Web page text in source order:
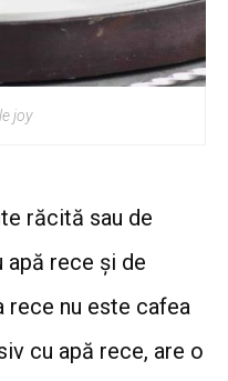
joy
răcită sau de
rece și de
rece nu este cafea
cu apă rece, are o